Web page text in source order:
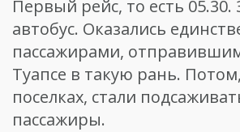
Первый рейс, то есть 05.30.
автобус. Оказались
пассажирами,
Туапсе в такую рань.
поселках, стали
пассажиры.